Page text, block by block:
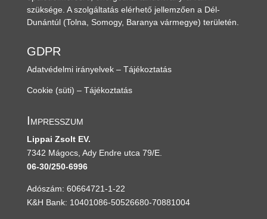
szüksége. A szolgáltatás elérhető jellemzően a Dél-
Dunántúl (Tolna, Somogy, Baranya vármegye) területén.
GDPR
Adatvédelmi irányelvek – Tájékoztatás
Cookie (süti) – Tájékoztatás
Impresszum
Lippai Zsolt EV.
7342 Mágocs, Ady Endre utca 79/E.
06-30/250-6996
Adószám: 60664721-1-22
K&H Bank: 10401086-50526680-70881004